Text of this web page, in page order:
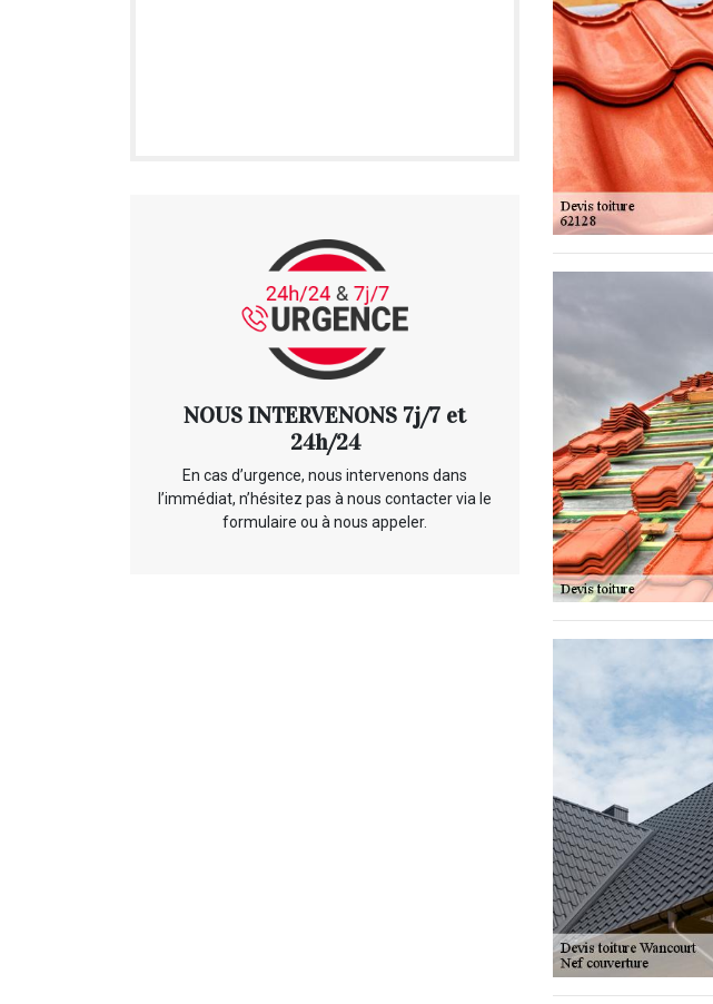
NOUS INTERVENONS 7j/7 et
24h/24
En cas d’urgence, nous intervenons dans
l’immédiat, n’hésitez pas à nous contacter via le
formulaire ou à nous appeler.